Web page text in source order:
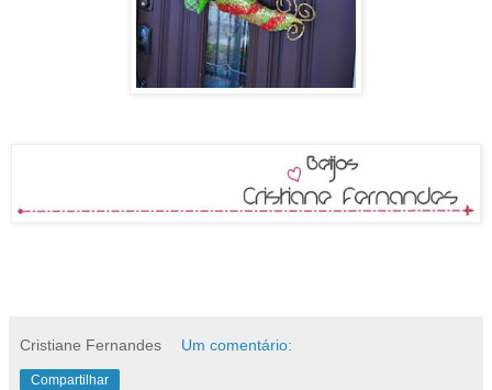
Cristiane Fernandes Um comentário:
Compartilhar